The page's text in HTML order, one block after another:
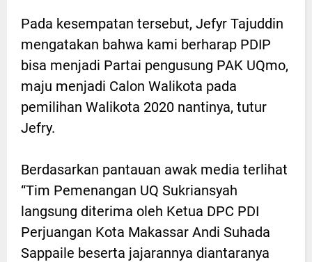
Pada kesempatan tersebut, Jefyr Tajuddin
mengatakan bahwa kami berharap PDIP
bisa menjadi Partai pengusung PAK UQmo,
maju menjadi Calon Walikota pada
pemilihan Walikota 2020 nantinya, tutur
Jefry.
Berdasarkan pantauan awak media terlihat
“Tim Pemenangan UQ Sukriansyah
langsung diterima oleh Ketua DPC PDI
Perjuangan Kota Makassar Andi Suhada
Sappaile beserta jajarannya diantaranya